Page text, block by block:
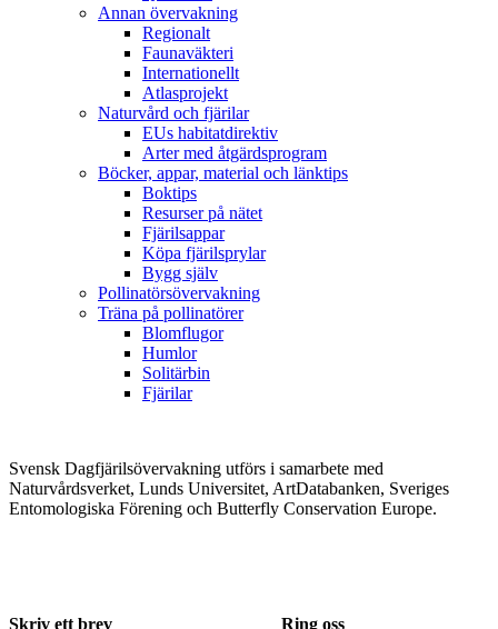
Annan övervakning
Regionalt
Faunaväkteri
Internationellt
Atlasprojekt
Naturvård och fjärilar
EUs habitatdirektiv
Arter med åtgärdsprogram
Böcker, appar, material och länktips
Boktips
Resurser på nätet
Fjärilsappar
Köpa fjärilsprylar
Bygg själv
Pollinatörsövervakning
Träna på pollinatörer
Blomflugor
Humlor
Solitärbin
Fjärilar
Svensk Dagfjärilsövervakning utförs i samarbete med
Naturvårdsverket, Lunds Universitet, ArtDatabanken, Sveriges
Entomologiska Förening och Butterfly Conservation Europe.
Skriv ett brev Ring oss